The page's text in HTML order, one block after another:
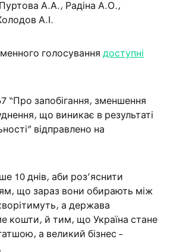
А.А., Радіна А.О.,
А.І.
голосування доступні
“Про запобігання, зменшення
що виникає в результаті
відправлено на
10 днів, аби роз’яснити
що зараз вони обирають між
а держава
кошти, й тим, що Україна стане
а великий бізнес –